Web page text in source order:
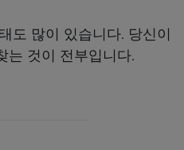
도 많이 있습니다. 당신이
는 것이 전부입니다.